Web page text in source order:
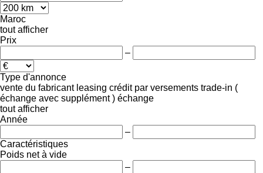
Maroc
tout afficher
Prix
–
Type d'annonce
vente du fabricant leasing crédit par versements trade-in (
échange avec supplément ) échange
tout afficher
Année
–
Caractéristiques
Poids net à vide
–